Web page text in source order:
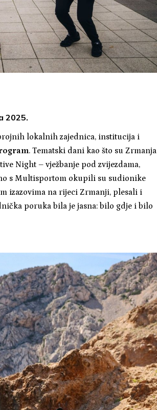
2025.
lokalnih zajednica, institucija i
. Tematski dani kao što su Zrmanja
Night – vježbanje pod zvijezdama,
s Multisportom okupili su sudionike
izazovima na rijeci Zrmanji, plesali i
poruka bila je jasna: bilo gdje i bilo